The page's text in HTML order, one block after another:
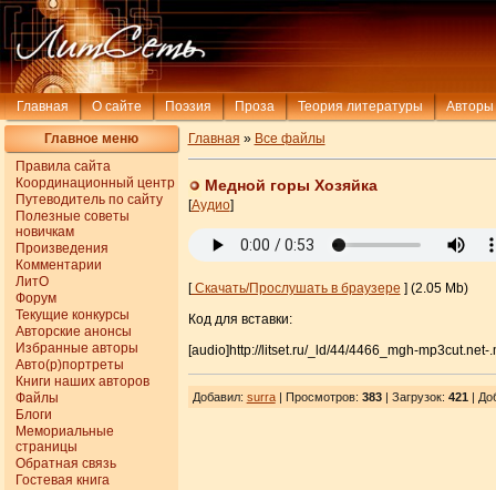
Главная О сайте Поэзия Проза Теория литературы Авторы
Главное меню
Правила сайта
Координационный центр
Путеводитель по сайту
Полезные советы
новичкам
Произведения
Комментарии
ЛитО
Форум
Текущие конкурсы
Авторские анонсы
Избранные авторы
Авто(р)портреты
Книги наших авторов
Файлы
Блоги
Мемориальные
страницы
Обратная связь
Гостевая книга
Главная » Все файлы
Медной горы Хозяйка
[Аудио]
[Скачать/Прослушать в браузере ] (2.05 Mb)
Код для вставки:
[audio]http://litset.ru/_ld/44/4466_mgh-mp3cut.net-
Добавил: surra| Просмотров: 383| Загрузок: 421|